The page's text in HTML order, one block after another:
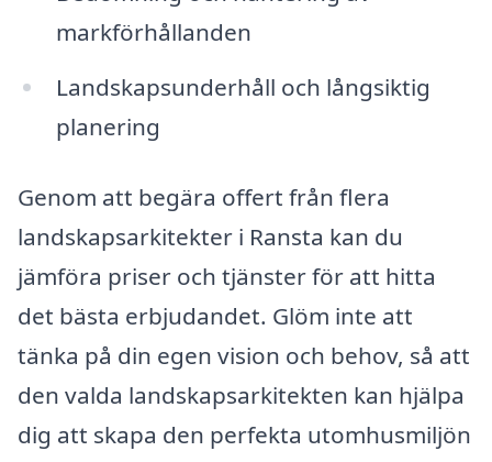
markförhållanden
Landskapsunderhåll och långsiktig
planering
Genom att begära offert från flera
landskapsarkitekter i Ransta kan du
jämföra priser och tjänster för att hitta
det bästa erbjudandet. Glöm inte att
tänka på din egen vision och behov, så att
den valda landskapsarkitekten kan hjälpa
dig att skapa den perfekta utomhusmiljön